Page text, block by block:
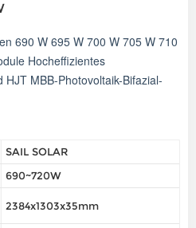
690 W 695 W 700 W 705 W 710
Hocheffizientes
MBB-Photovoltaik-Bifazial-
SAIL SOLAR
690~720W
2384x1303x35mm